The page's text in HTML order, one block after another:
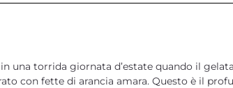
una torrida giornata d’estate quando il
con fette di arancia amara. Questo è il